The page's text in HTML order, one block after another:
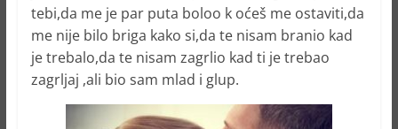
tebi,da me je par puta boloo k oćeš me ostaviti,da
me nije bilo briga kako si,da te nisam branio kad
je trebalo,da te nisam zagrlio kad ti je trebao
zagrljaj ,ali bio sam mlad i glup.